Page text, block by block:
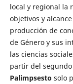
local y regional la
objetivos y
producción de
de Género y sus
las ciencias
partir del segundo
Palimpsesto solo